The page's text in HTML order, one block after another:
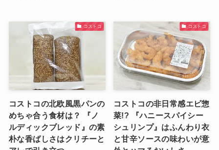
コストコ
コストコの北欧風黒パンの
めちゃ合う食材は？ 『ノ
ルディックブレッド』の素
朴な香ばしさはクリチーと
コストコ
コストコの非日常感エビ惣
菜!? 『ハニースパイシー
シュリンプ』はふんわり衣
と甘辛ソースの味わいが意